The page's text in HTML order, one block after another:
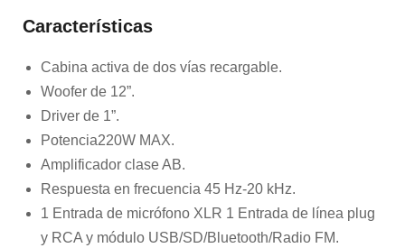
Características
Cabina activa de dos vías recargable.
Woofer de 12”.
Driver de 1”.
Potencia220W MAX.
Amplificador clase AB.
Respuesta en frecuencia 45 Hz-20 kHz.
1 Entrada de micrófono XLR 1 Entrada de línea plug
y RCA y módulo USB/SD/Bluetooth/Radio FM.